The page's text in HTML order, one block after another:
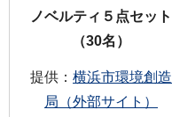
ノベルティ５点セット
（30名）
提供： 横浜市環境創造
局（外部サイト）